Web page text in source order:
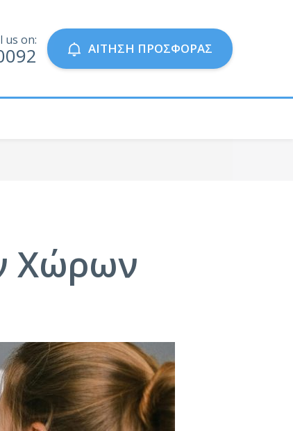
us on:
ΑΙΤΗΣΗ ΠΡΟΣΦΟΡΑΣ
Χώρων